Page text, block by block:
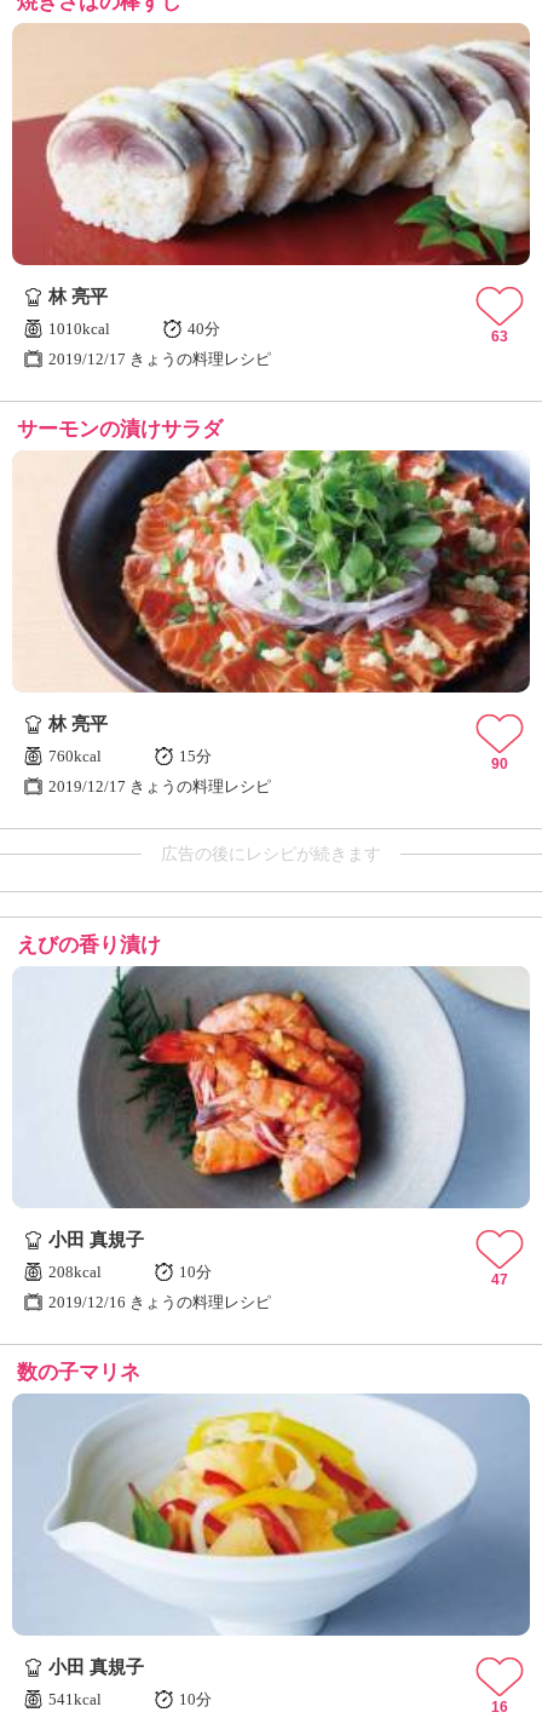
林 亮平
1010kcal
40分
2019/12/17 きょうの料理レシピ
63
サーモンの漬けサラダ
林 亮平
760kcal
15分
2019/12/17 きょうの料理レシピ
90
広告の後にレシピが続きます
えびの香り漬け
小田 真規子
208kcal
10分
2019/12/16 きょうの料理レシピ
47
数の子マリネ
小田 真規子
541kcal
10分
16